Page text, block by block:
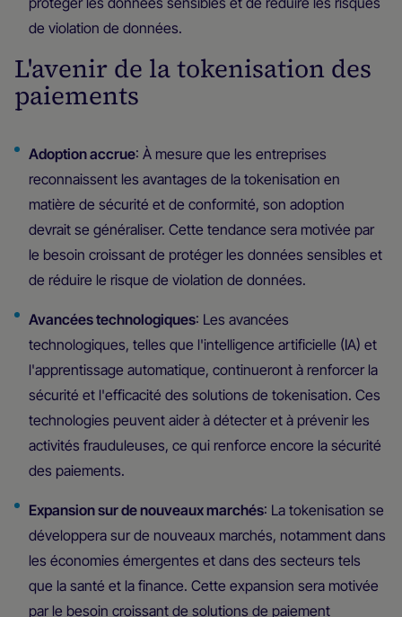
de violation de données.
L'avenir de la tokenisation des
paiements
Adoption accrue: À mesure que les entreprises
reconnaissent les avantages de la tokenisation en
matière de sécurité et de conformité, son adoption
devrait se généraliser. Cette tendance sera motivée par
le besoin croissant de protéger les données sensibles et
de réduire le risque de violation de données.
Avancées technologiques: Les avancées
technologiques, telles que l'intelligence artificielle (IA) et
l'apprentissage automatique, continueront à renforcer la
sécurité et l'efficacité des solutions de tokenisation. Ces
technologies peuvent aider à détecter et à prévenir les
activités frauduleuses, ce qui renforce encore la sécurité
des paiements.
Expansion sur de nouveaux marchés: La tokenisation se
développera sur de nouveaux marchés, notamment dans
les économies émergentes et dans des secteurs tels
que la santé et la finance. Cette expansion sera motivée
par le besoin croissant de solutions de paiement